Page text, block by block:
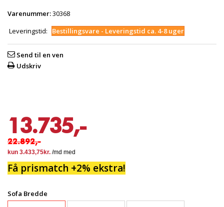
Varenummer:30368
Leveringstid:
Bestillingsvare - Leveringstid ca. 4-8 uger
Send til en ven
Udskriv
13.735,-
22.892,-
Få prismatch +2% ekstra!
Sofa Bredde